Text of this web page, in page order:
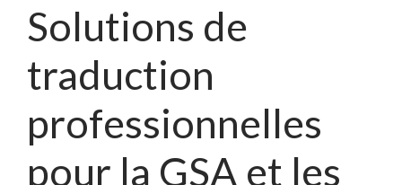
Solutions de
traduction
professionnelles
pour la GSA et les